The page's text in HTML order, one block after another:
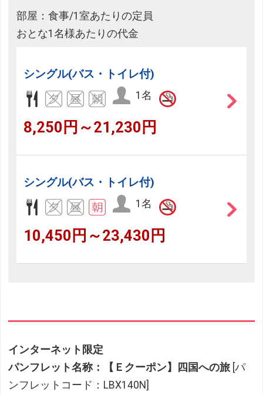
部屋：食事/1室あたりの定員
おとな1名様あたりの代金
シングル(バス・トイレ付)
1名
8,250円～21,230円
シングル(バス・トイレ付)
1名
10,450円～23,430円
インターネット限定
パンフレット名称：【Ｅクーポン】四国への旅 [パ
ンフレットコード：LBX140N]